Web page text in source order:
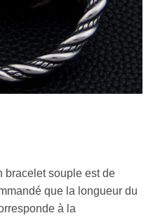
bracelet souple est de
que la longueur du
à la